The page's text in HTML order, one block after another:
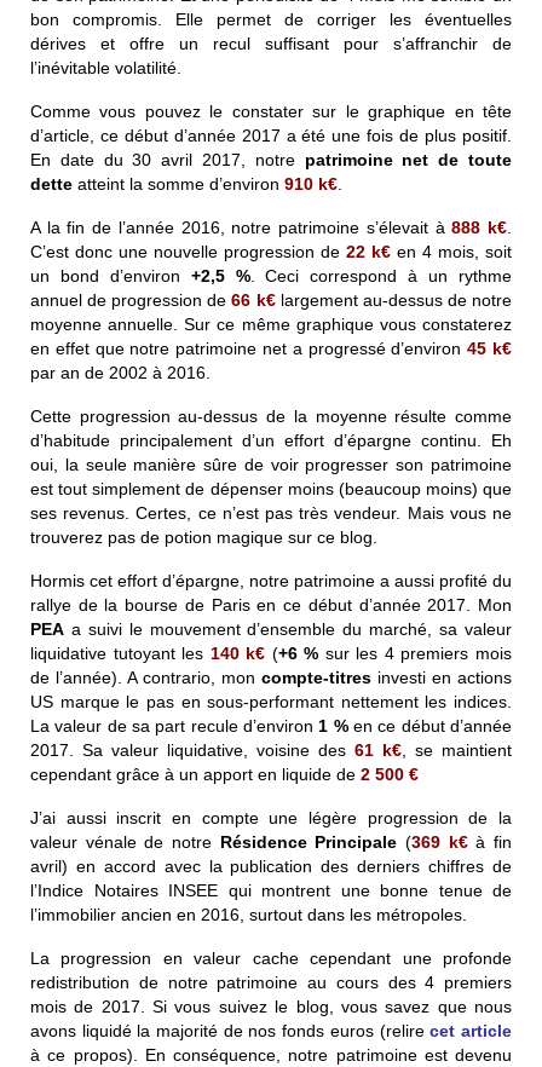
bon compromis. Elle permet de corriger les éventuelles
dérives et offre un recul suffisant pour s’affranchir de
l’inévitable volatilité.
Comme vous pouvez le constater sur le graphique en tête
d’article, ce début d’année 2017 a été une fois de plus positif.
En date du 30 avril 2017, notre patrimoine net de toute
dette atteint la somme d’environ 910 k€
A la fin de l’année 2016, notre patrimoine s’élevait à888 k€
C’est donc une nouvelle progression de 22 k€ en 4 mois, soit
un bond d’environ +2,5 %. Ceci correspond à un rythme
annuel de progression de66 k€largement au-dessus de notre
moyenne annuelle. Sur ce même graphique vous constaterez
en effet que notre patrimoine net a progressé d’environ45 k€
par an de 2002 à 2016.
Cette progression au-dessus de la moyenne résulte comme
d’habitude principalement d’un effort d’épargne continu. Eh
oui, la seule manière sûre de voir progresser son patrimoine
est tout simplement de dépenser moins (beaucoup moins) que
ses revenus. Certes, ce n’est pas très vendeur. Mais vous ne
trouverez pas de potion magique sur ce blog.
Hormis cet effort d’épargne, notre patrimoine a aussi profité du
rallye de la bourse de Paris en ce début d’année 2017. Mon
PEA a suivi le mouvement d’ensemble du marché, sa valeur
liquidative tutoyant les 140 k€ (+6 % sur les 4 premiers mois
de l’année). A contrario, mon compte-titres investi en actions
US marque le pas en sous-performant nettement les indices.
La valeur de sa part recule d’environ 1 %en ce début d’année
2017. Sa valeur liquidative, voisine des 61 k€ , se maintient
cependant grâce à un apport en liquide de 2 500 €
J’ai aussi inscrit en compte une légère progression de la
valeur vénale de notre Résidence Principale (369 k€à fin
avril) en accord avec la publication des derniers chiffres de
l’Indice Notaires INSEE qui montrent une bonne tenue de
l’immobilier ancien en 2016, surtout dans les métropoles.
La progression en valeur cache cependant une profonde
redistribution de notre patrimoine au cours des 4 premiers
mois de 2017. Si vous suivez le blog, vous savez que nous
avons liquidé la majorité de nos fonds euros (relirecet article
à ce propos). En conséquence, notre patrimoine est devenu